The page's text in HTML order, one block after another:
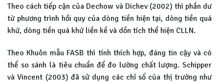
Theo cách tiếp cận của Dechow và Dichev (2002) thì phần dư
từ phương trình hồi quy của dòng tiền hiện tại, dòng tiền quá
khứ, dòng tiền quá khứ liền kề và dồn tích thể hiện CLLN.
Theo Khuôn mẫu FASB thì tính thích hợp, đáng tin cậy và có
thể so sánh là tiêu chuẩn để đo lường chất lượng. Schipper
và Vincent (2003) đã sử dụng các chỉ số của thị trường như